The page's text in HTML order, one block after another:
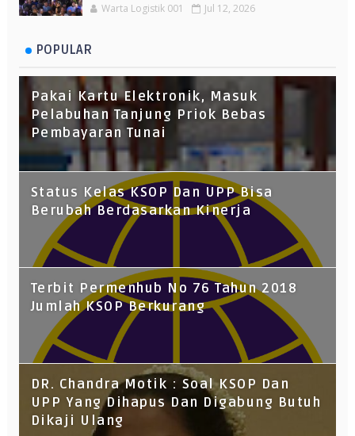
Warta Logistik 001 Jul 12, 2026
POPULAR
Pakai Kartu Elektronik, Masuk
Pelabuhan Tanjung Priok Bebas
Pembayaran Tunai
Status Kelas KSOP Dan UPP Bisa
Berubah Berdasarkan Kinerja
Terbit Permenhub No 76 Tahun 2018
Jumlah KSOP Berkurang
DR. Chandra Motik : Soal KSOP Dan
UPP Yang Dihapus Dan Digabung Butuh
Dikaji Ulang